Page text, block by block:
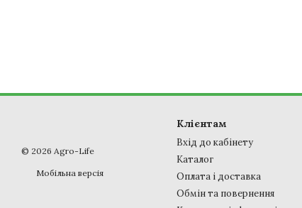
© 2026 Agro-Life
Мобільна версія
Клієнтам
Вхід до кабінету
Каталог
Оплата і доставка
Обмін та повернення